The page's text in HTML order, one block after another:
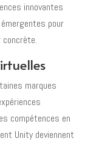
innovantes
pour
marques
compétences en
Unity deviennent